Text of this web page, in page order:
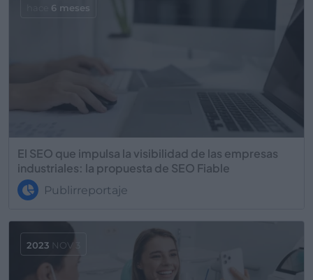
El SEO que impulsa la visibilidad de las empresas
industriales: la propuesta de SEO Fiable
Publirreportaje
6 meses
2023 NOV 3